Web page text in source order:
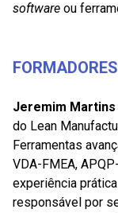
software ou
FORMADORES
Jeremim Martins
do Lean
Ferramentas
VDA-FMEA,
experiência
responsável por